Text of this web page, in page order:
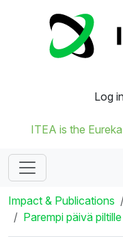
Log
ITEA is the
Impact & Publications
Parempi päivä piltille